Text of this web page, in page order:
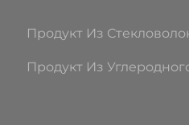
Продукт Из
Продукт Из